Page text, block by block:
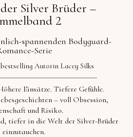
Silver Brüder –
2
spannenden Bodyguard-
Serie
bestselling Autorin Lacey Silks
Einsätze. Tiefere Gefühle.
– voll Obsession,
und Risiko.
tiefer in die Welt der Silver-Brüder
einzutauchen.